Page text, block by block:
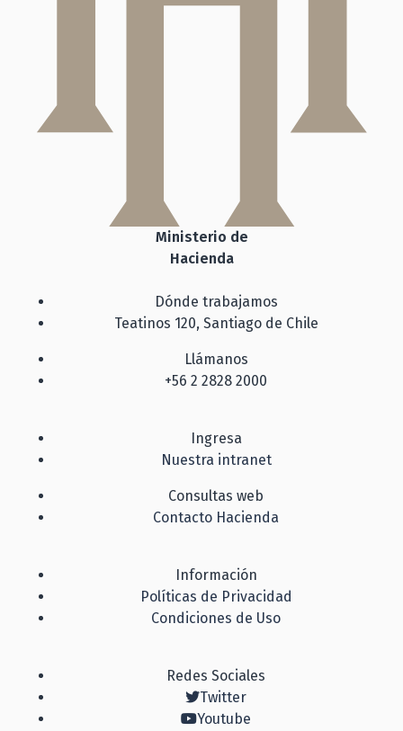
Ministerio de
Hacienda
Dónde trabajamos
Teatinos 120, Santiago de Chile
Llámanos
+56 2 2828 2000
Ingresa
Nuestra intranet
Consultas web
Contacto Hacienda
Información
Políticas de Privacidad
Condiciones de Uso
Redes Sociales
Twitter
Youtube